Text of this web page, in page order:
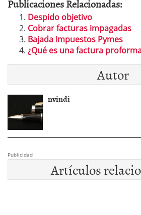
Publicaciones Relacionadas:
Despido objetivo
Cobrar facturas impagadas
Bajada Impuestos Pymes
¿Qué es una factura
Autor
nvindi
Publicidad
Artículos